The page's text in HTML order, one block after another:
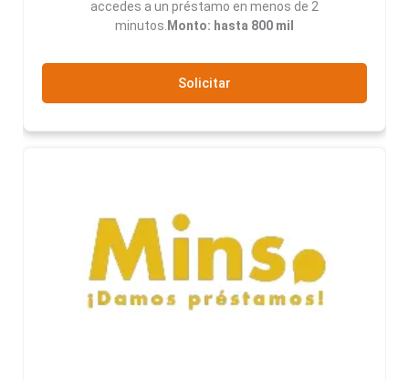
accedes a un préstamo en menos de 2
minutos. Monto: hasta 800 mil
Solicitar